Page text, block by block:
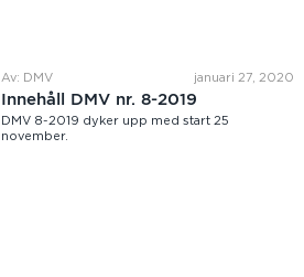
Av: DMV januari 27, 2020
Innehåll DMV nr. 8-2019
DMV 8-2019 dyker upp med start 25
november.